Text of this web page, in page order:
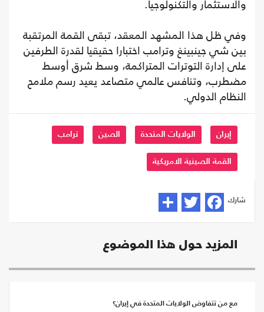
والاستثمار والتكنولوجيا.
وفي ظل هذا المشهد المعقد، تبقى القمة المرتقبة
بين شي جينبينغ وترامب اختبارا حقيقيا لقدرة الطرفين
على إدارة التوترات المتراكمة، وسط شرق أوسط
مضطرب، وتنافس عالمي متصاعد يعيد رسم ملامح
النظام الدولي.
إيران الولايات المتحدة الصين ترامب
القمة الصينية الامريكية
شارك
المزيد حول هذا الموضوع
مع من تتفاوض الولايات المتحدة في إيران؟